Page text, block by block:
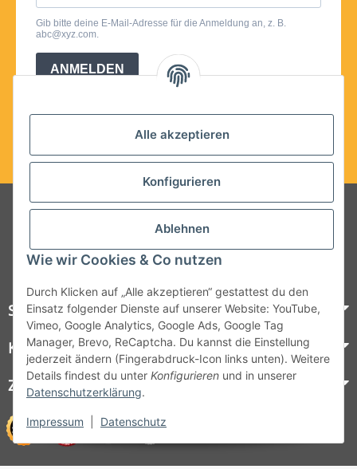
Alle akzeptieren
Konfigurieren
Ablehnen
Wie wir Cookies & Co nutzen
Durch Klicken auf „Alle akzeptieren“ gestattest du den
Einsatz folgender Dienste auf unserer Website: YouTube,
Vimeo, Google Analytics, Google Ads, Google Tag
Manager, Brevo, ReCaptcha. Du kannst die Einstellung
jederzeit ändern (Fingerabdruck-Icon links unten). Weitere
Details findest du unter Konfigurieren und in unserer
Datenschutzerklärung.
Impressum Datenschutz
Folgt uns auf Social Media
Steelboxx
Kundenservice
Zahlungsmöglichkeiten